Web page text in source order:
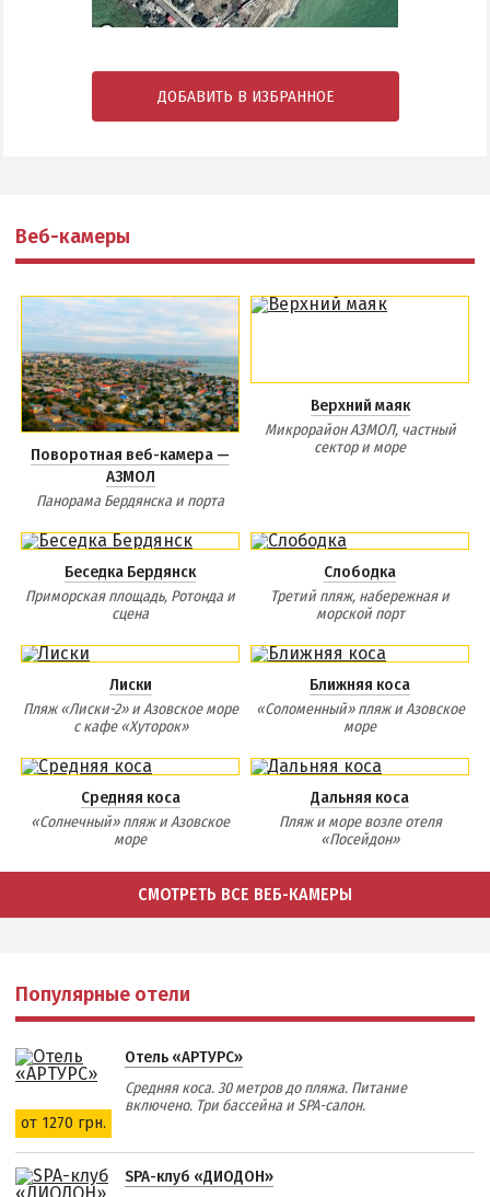
ДОБАВИТЬ В ИЗБРАННОЕ
Веб-камеры
Поворотная веб-камера —
АЗМОЛ
Панорама Бердянска и порта
Верхний маяк
Микрорайон АЗМОЛ, частный
сектор и море
Беседка Бердянск
Приморская площадь, Ротонда и
сцена
Слободка
Третий пляж, набережная и
морской порт
Лиски
Пляж «Лиски-2» и Азовское море
с кафе «Хуторок»
Ближняя коса
«Соломенный» пляж и Азовское
море
Средняя коса
«Солнечный» пляж и Азовское
море
Дальняя коса
Пляж и море возле отеля
«Посейдон»
СМОТРЕТЬ ВСЕ ВЕБ-КАМЕРЫ
Популярные отели
от 1270 грн.
Отель «АРТУРС»
Средняя коса. 30 метров до пляжа. Питание
включено. Три бассейна и SPA-салон.
SPA-клуб «ДИОДОН»